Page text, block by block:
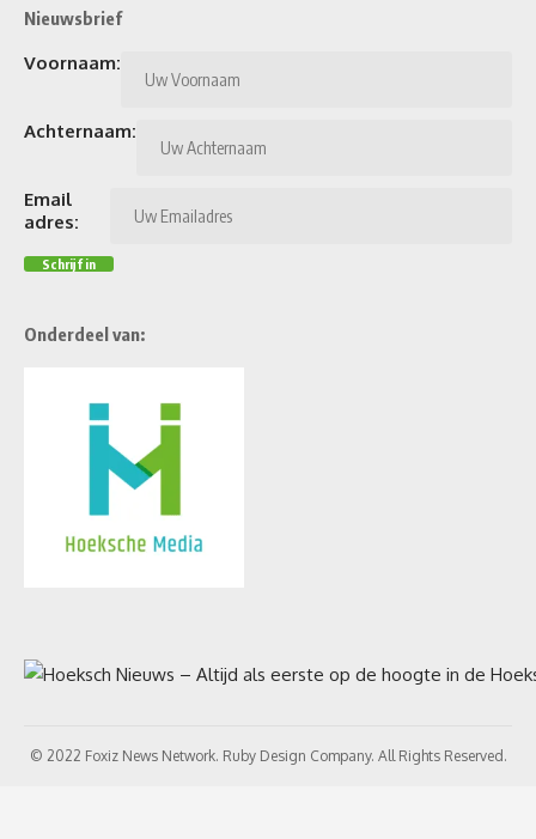
Nieuwsbrief
Voornaam:
Achternaam:
Email
adres:
Onderdeel van:
© 2022 Foxiz News Network. Ruby Design Company. All Rights Reserved.